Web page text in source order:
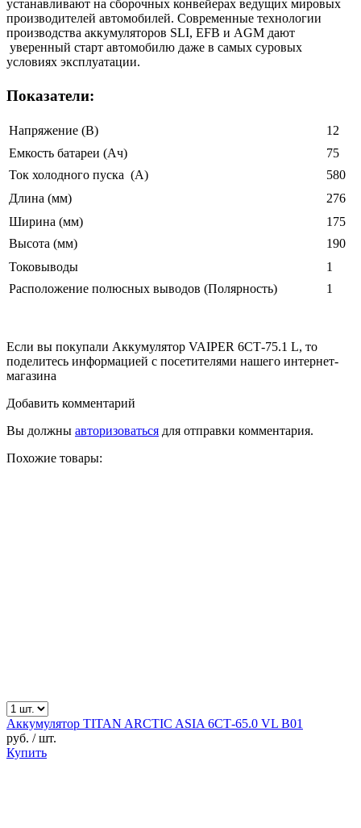
устанавливают на сборочных конвейерах ведущих мировых
производителей автомобилей. Современные технологии
производства аккумуляторов SLI, EFB и AGM дают
уверенный старт автомобилю даже в самых суровых
условиях эксплуатации.
Показатели:
Напряжение (В)
12
Емкость батареи (Ач)
75
Ток холодного пуска (A)
580
Длина (мм)
276
Ширина (мм)
175
Высота (мм)
190
Токовыводы
1
Расположение полюсных выводов (Полярность)
1
Если вы покупали Аккумулятор VAIPER 6СТ-75.1 L, то
поделитесь информацией с посетителями нашего интернет-
магазина
Добавить комментарий
Вы должны авторизоваться для отправки комментария.
Похожие товары:
Аккумулятор TITAN ARCTIC ASIA 6СТ-65.0 VL B01
руб. / шт.
Купить